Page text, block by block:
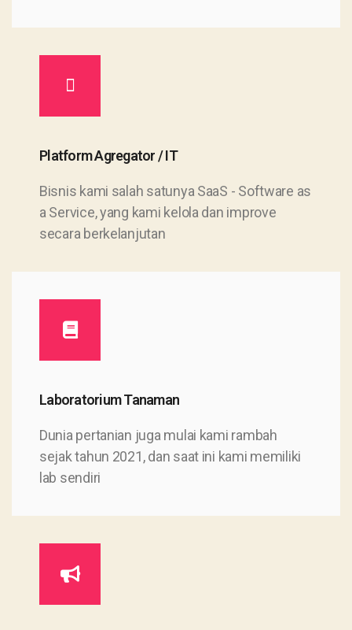
Platform Agregator / IT
Bisnis kami salah satunya SaaS - Software as
a Service, yang kami kelola dan improve
secara berkelanjutan
Laboratorium Tanaman
Dunia pertanian juga mulai kami rambah
sejak tahun 2021, dan saat ini kami memiliki
lab sendiri